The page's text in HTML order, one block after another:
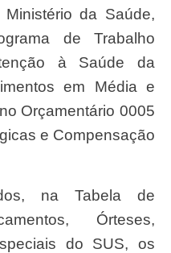
da Saúde,
de Trabalho
à Saúde da
em Média e
Orçamentário 0005
e Compensação
Órteses,
do SUS, os